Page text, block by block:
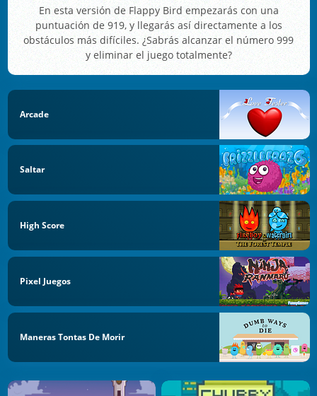
En esta versión de Flappy Bird empezarás con una
puntuación de 919, y llegarás así directamente a los
obstáculos más difíciles. ¿Sabrás alcanzar el número 999
y eliminar el juego totalmente?
Arcade
Saltar
High Score
Pixel Juegos
Maneras Tontas De Morir